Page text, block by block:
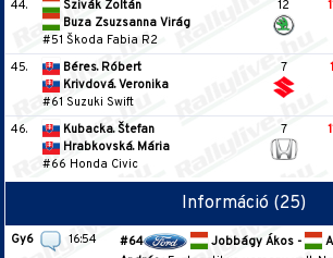
44.
Szivák Zoltán
Buza Zsuzsanna Virág
#51 Škoda Fabia R2
12
45.
Béres. Róbert
Krivdová. Veronika
#61 Suzuki Swift
7
46.
Kubacka. Štefan
Hrabkovská. Mária
#66 Honda Civic
7
Információ (25)
Gy6 16:54 #64 Jobbágy Ákos -